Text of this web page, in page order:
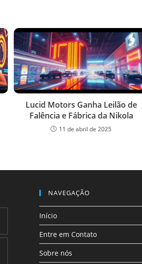
Lucid Motors Ganha Leilão de
Falência e Fábrica da Nikola
11 de abril de 2025
NAVEGAÇÃO
Início
Entre em Contato
Sobre nós